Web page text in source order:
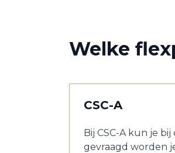
Welke
CSC-A
Bij CSC-A kun je
gevraagd worden